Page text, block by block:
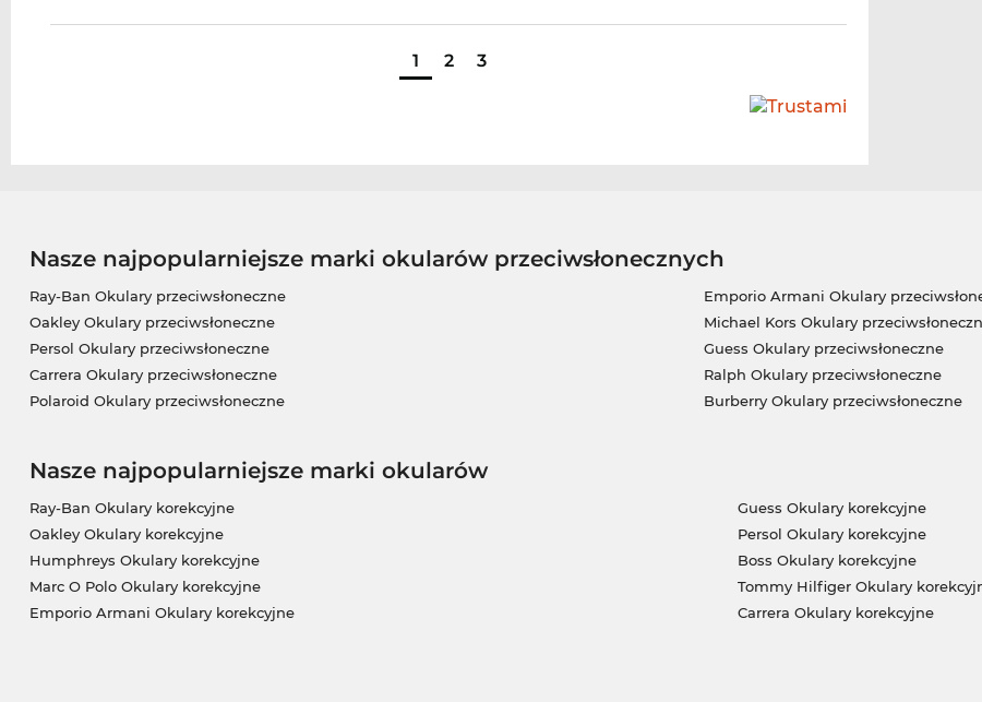
1 2 3
Nasze najpopularniejsze marki okularów przeciwsłonecznych
Ray-Ban Okulary przeciwsłoneczne
Oakley Okulary przeciwsłoneczne
Persol Okulary przeciwsłoneczne
Carrera Okulary przeciwsłoneczne
Polaroid Okulary przeciwsłoneczne
Emporio Armani Okulary
Michael Kors Okulary
Guess Okulary przeciwsłoneczne
Ralph Okulary przeciwsłoneczne
Burberry Okulary przeciwsłoneczne
Nasze najpopularniejsze marki okularów
Ray-Ban Okulary korekcyjne
Oakley Okulary korekcyjne
Humphreys Okulary korekcyjne
Marc O Polo Okulary korekcyjne
Emporio Armani Okulary korekcyjne
Guess Okulary korekcyjne
Persol Okulary korekcyjne
Boss Okulary korekcyjne
Tommy Hilfiger Okulary
Carrera Okulary korekcyjne